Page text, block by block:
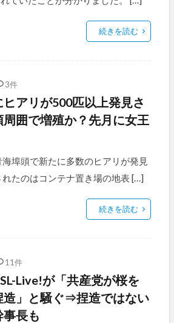
続きを読む
3件
アリが500匹以上発見さ
囲で増殖か？先月に女王
埠頭で新たに多数のヒアリが発見
たのはコンテナ置き場の地表 […]
続きを読む
11件
Live!が「共産党が桜を
造」と騒ぐ⇒捏造ではない
長も